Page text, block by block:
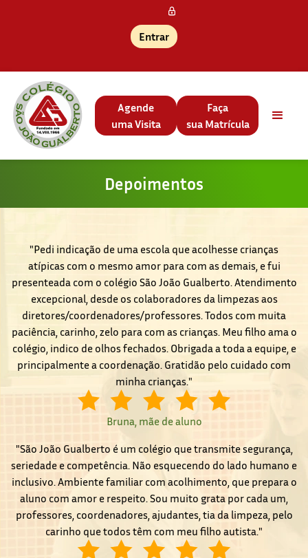
Entrar
Agende
uma Visita
Faça
sua Matrícula
Depoimentos
"Pedi indicação de uma escola que acolhesse crianças
atípicas com o mesmo amor para com as demais, e fui
presenteada com o colégio São João Gualberto. Atendimento
excepcional, desde os colaboradores da limpezas aos
diretores/coordenadores/professores. Todos com muita
paciência, carinho, zelo para com as crianças. Meu filho ama o
colégio, indico de olhos fechados. Obrigada a toda a equipe, e
principalmente a coordenação. Gratidão pelo cuidado com
minha crianças."
Bruna, mãe de aluno
"São João Gualberto é um colégio que transmite segurança,
seriedade e competência. Não esquecendo do lado humano e
inclusivo. Ambiente familiar com acolhimento, que prepara o
aluno com amor e respeito. Sou muito grata por cada um,
professores, coordenadores, ajudantes, tia da limpeza, pelo
carinho que todos têm com meu filho autista."